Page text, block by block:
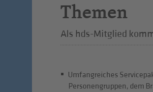
Themen
Als hds-Mitglied
Umfangreiches
Personengruppen, dem